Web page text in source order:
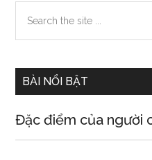
Primary
Sidebar
the
BÀI NỔI BẬT
Đặc điểm của người